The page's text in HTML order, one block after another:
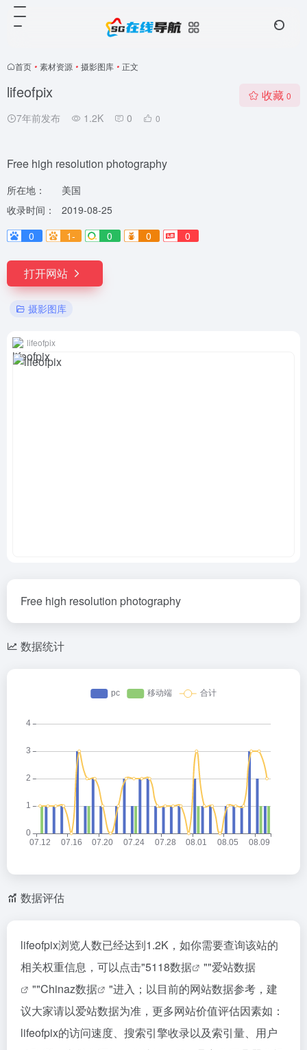
首页 • 素材资源 • 摄影图库 • 正文
lifeofpix
7年前发布 1.2K 0 0
收藏 0
Free high resolution photography
所在地：
美国
收录时间：
2019-08-25
0
1- 0 0 0
打开网站
摄影图库
lifeofpix
Free high resolution photography
数据统计
数据评估
lifeofpix浏览人数已经达到1.2K，如你需要查询该站的
相关权重信息，可以点击"5118数据 ""爱站数据
""Chinaz数据
"进入；以目前的网站数据参考，建
议大家请以爱站数据为准，更多网站价值评估因素如：
lifeofpix的访问速度、搜索引擎收录以及索引量、用户